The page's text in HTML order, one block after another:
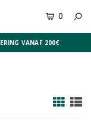
0
VANAF 200€